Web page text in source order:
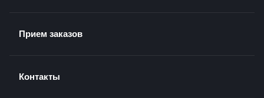
Прием заказов
Контакты